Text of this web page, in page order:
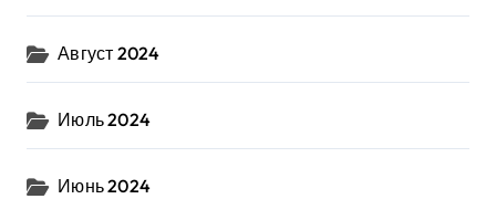
Август 2024
Июль 2024
Июнь 2024